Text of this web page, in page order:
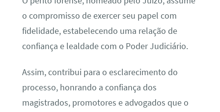
o compromisso de exercer seu papel com
fidelidade, estabelecendo uma relação de
confiança e lealdade com o Poder Judiciário.
Assim, contribui para o esclarecimento do
processo, honrando a confiança dos
magistrados, promotores e advogados que o